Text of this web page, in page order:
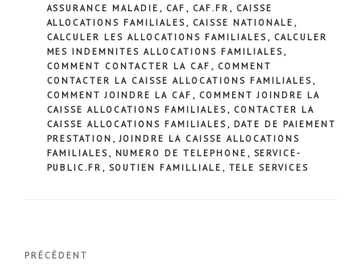
ASSURANCE MALADIE , CAF , CAF.FR , CAISSE
ALLOCATIONS FAMILIALES, CAISSE NATIONALE ,
CALCULER LES ALLOCATIONS FAMILIALES, CALCULER
MES INDEMNITES ALLOCATIONS FAMILIALES,
COMMENT CONTACTER LA CAF , COMMENT
CONTACTER LA CAISSE ALLOCATIONS FAMILIALES,
COMMENT JOINDRE LA CAF , COMMENT JOINDRE LA
CAISSE ALLOCATIONS FAMILIALES, CONTACTER LA
CAISSE ALLOCATIONS FAMILIALES, DATE DE PAIEMENT
PRESTATION ,JOINDRE LA CAISSE ALLOCATIONS
FAMILIALES, NUMERO DE TELEPHONE , SERVICE-
PUBLIC.FR , SOUTIEN FAMILLIALE , TELE SERVICES
Navigation
Article
PRÉCÉDENT